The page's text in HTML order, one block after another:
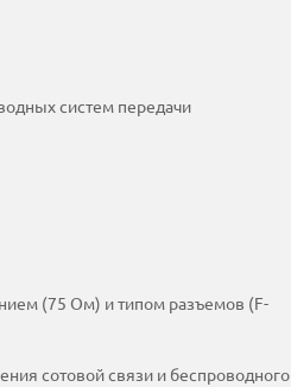
систем передачи
(75 Ом) и типом разъемов (F-
сотовой связи и беспроводного